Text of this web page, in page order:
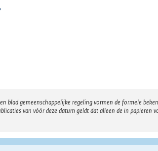
blad gemeenschappelijke regeling vormen de formele
van vóór deze datum geldt dat alleen de in papieren